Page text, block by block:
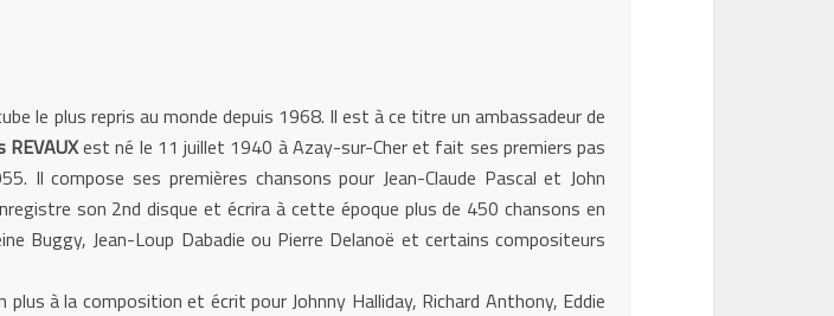
le plus repris au monde depuis 1968. Il est à ce titre un ambassadeur de
REVAUXest né le 11 juillet 1940 à Azay-sur-Cher et fait ses premiers pas
Il compose ses premières chansons pour Jean-Claude Pascal et John
son 2nd disque et écrira à cette époque plus de 450 chansons en
Buggy, Jean-Loup Dabadie ou Pierre Delanoë et certains compositeurs
à la composition et écrit pour Johnny Halliday, Richard Anthony, Eddie